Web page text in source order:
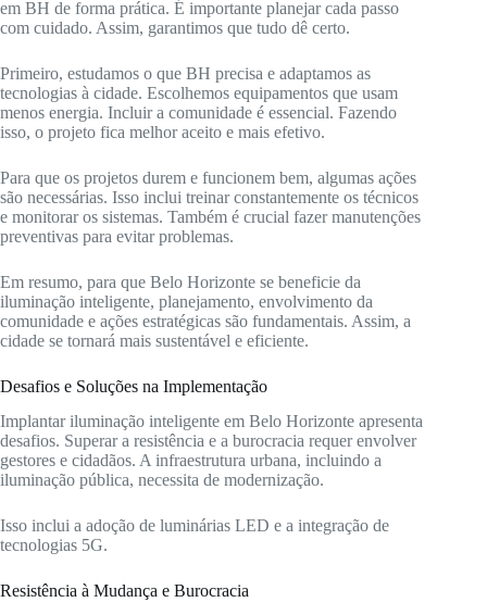
em BH de forma prática. É importante planejar cada passo
com cuidado. Assim, garantimos que tudo dê certo.
Primeiro, estudamos o que BH precisa e adaptamos as
tecnologias à cidade. Escolhemos equipamentos que usam
menos energia. Incluir a comunidade é essencial. Fazendo
isso, o projeto fica melhor aceito e mais efetivo.
Para que os projetos durem e funcionem bem, algumas ações
são necessárias. Isso inclui treinar constantemente os técnicos
e monitorar os sistemas. Também é crucial fazer manutenções
preventivas para evitar problemas.
Em resumo, para que Belo Horizonte se beneficie da
iluminação inteligente, planejamento, envolvimento da
comunidade e ações estratégicas são fundamentais. Assim, a
cidade se tornará mais sustentável e eficiente.
Desafios e Soluções na Implementação
Implantar iluminação inteligente em Belo Horizonte apresenta
desafios. Superar a resistência e a burocracia requer envolver
gestores e cidadãos. A infraestrutura urbana, incluindo a
iluminação pública, necessita de modernização.
Isso inclui a adoção de luminárias LED e a integração de
tecnologias 5G.
Resistência à Mudança e Burocracia